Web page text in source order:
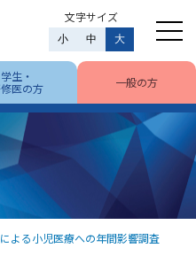
文字サイズ
小 中 大
学生・
医の方
一般の方
よる小児医療への年間影響調査